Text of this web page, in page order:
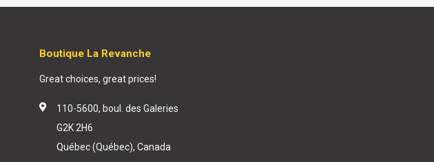
Boutique La Revanche
Great choices, great prices!
110-5600, boul. des Galeries
G2K 2H6
Québec (Québec), Canada